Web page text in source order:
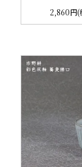
2,860円(